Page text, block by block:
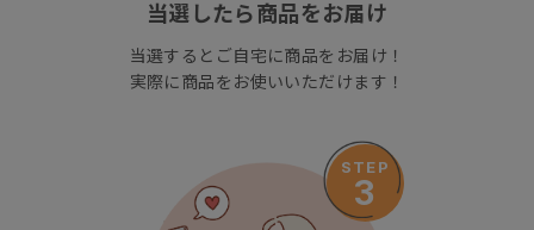
当選したら商品をお届け
当選するとご自宅に商品をお届け！
実際に商品をお使いいただけます！
STEP
3